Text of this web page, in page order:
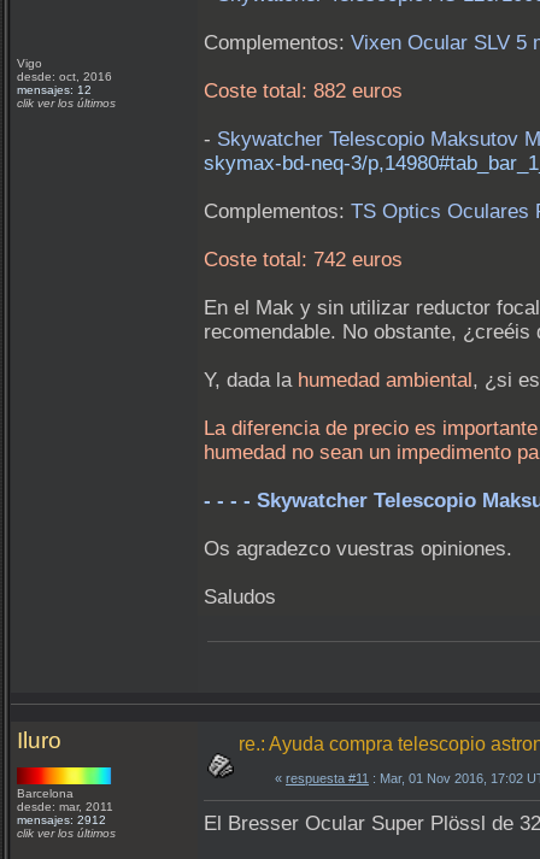
Vigo
desde: oct, 2016
mensajes: 12
clik ver los últimos
Complementos: Vixen Ocular SLV 5
Coste total: 882 euros
- Skywatcher Telescopio Maksutov
skymax-bd-neq-3/
Complementos: TS Optics Oculares
Coste total: 742 euros
En el Mak y sin utilizar reductor
recomendable. No obstante,
Y, dada la humedad ambiental, ¿si
La diferencia de precio es
humedad no sean un impedimento
- - - - Skywatcher Telescopio
Os agradezco vuestras opiniones.
Saludos
Iluro
Barcelona
desde: mar, 2011
mensajes: 2912
clik ver los últimos
re.: Ayuda compra telescopio
« respuesta #11 : Mar, 01 Nov 2016, 17:02
El Bresser Ocular Super Plössl de